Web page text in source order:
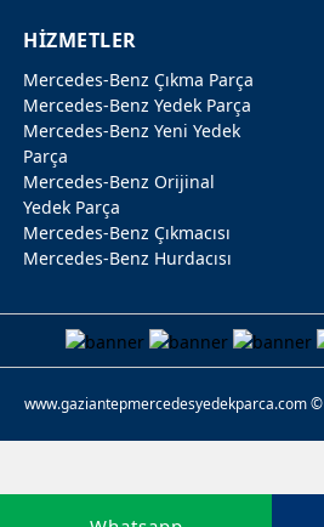
HİZMETLER
Mercedes-Benz Çıkma Parça
Mercedes-Benz Yedek Parça
Mercedes-Benz Yeni Yedek
Parça
Mercedes-Benz Orijinal
Yedek Parça
Mercedes-Benz Çıkmacısı
Mercedes-Benz Hurdacısı
www.gaziantepmercedesyedekparca.com ©